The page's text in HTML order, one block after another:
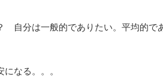
自分は一般的でありたい。平均的で
なる。。。